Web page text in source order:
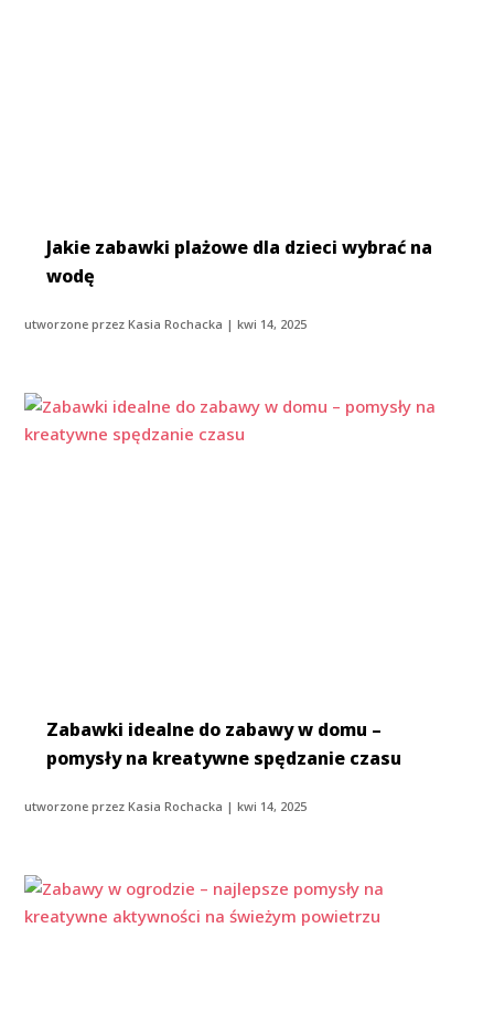
Jakie zabawki plażowe dla dzieci wybrać na
wodę
utworzone przezKasia Rochacka |kwi 14, 2025
Zabawki idealne do zabawy w domu –
pomysły na kreatywne spędzanie czasu
utworzone przezKasia Rochacka |kwi 14, 2025